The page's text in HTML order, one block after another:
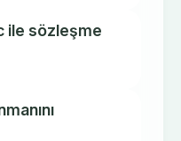
ile sözleşme